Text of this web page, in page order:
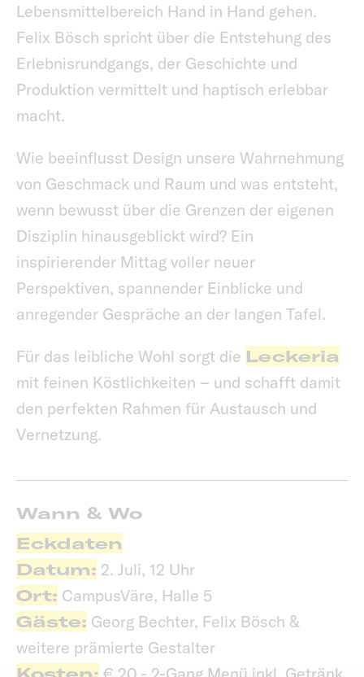
Wann & Wo
Eckdaten
Datum: 2. Juli, 12 Uhr
Ort: CampusVäre, Halle 5
Gäste: Georg Bechter, Felix Bösch &
weitere prämierte Gestalter
Lebensmittelbereich Hand in Hand gehen.
Felix Bösch spricht über die Entstehung des
Erlebnisrundgangs, der Geschichte und
Produktion vermittelt und haptisch erlebbar
macht.
Wie beeinflusst Design unsere Wahrnehmung
von Geschmack und Raum und was entsteht,
wenn bewusst über die Grenzen der eigenen
Disziplin hinausgeblickt wird? Ein
inspirierender Mittag voller neuer
Perspektiven, spannender Einblicke und
anregender Gespräche an der langen Tafel.
Für das leibliche Wohl sorgt die Leckeria
mit feinen Köstlichkeiten – und schafft damit
den perfekten Rahmen für Austausch und
Vernetzung.